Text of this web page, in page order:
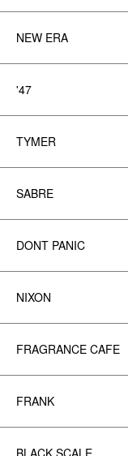
NEW ERA
'47
TYMER
SABRE
DONT PANIC
NIXON
FRAGRANCE CAFE
FRANK
BLACK SCALE